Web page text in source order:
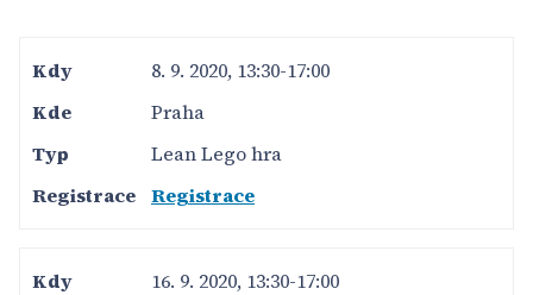
8. 9. 2020, 13:30-17:00
Praha
Lean Lego hra
Registrace
16. 9. 2020, 13:30-17:00